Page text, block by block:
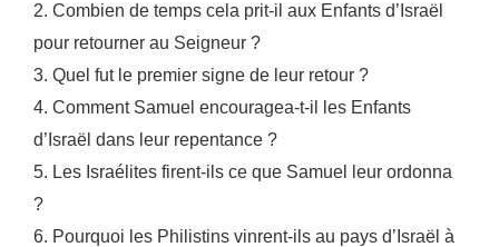
2. Combien de temps cela prit-il aux Enfants d’Israël
pour retourner au Seigneur ?
3. Quel fut le premier signe de leur retour ?
4. Comment Samuel encouragea-t-il les Enfants
d’Israël dans leur repentance ?
5. Les Israélites firent-ils ce que Samuel leur ordonna
?
6. Pourquoi les Philistins vinrent-ils au pays d’Israël à